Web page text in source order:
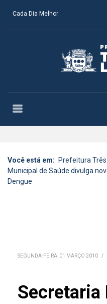
Cada Dia Melhor
Você está em: Prefeitura
Municipal de Saúde divulga
Dengue
SEGUNDA-FEIRA, 01 MARÇO 2010 /
Secretaria